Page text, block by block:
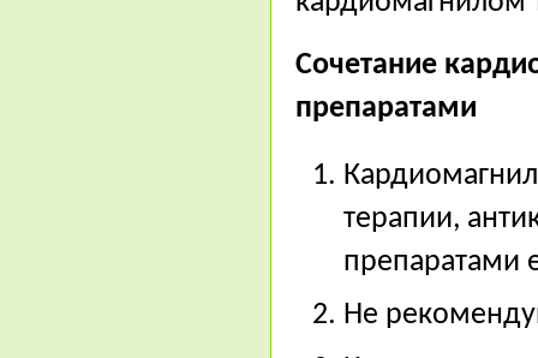
Сочетание
препаратами
терапии,
препаратами
Не